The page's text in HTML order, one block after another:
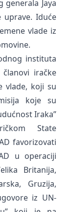
Jaya
uprave. Iduće
vlade iz
instituta
iračke
vlade, koji su
koje su
Iraka”
State
favorizovati
u operaciji
Britanija,
Gruzija,
iz UN-